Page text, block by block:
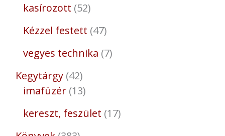
kasírozott 52
Kézzel festett 47
vegyes technika 7
Kegytárgy 42
imafüzér 13
kereszt, feszület 17